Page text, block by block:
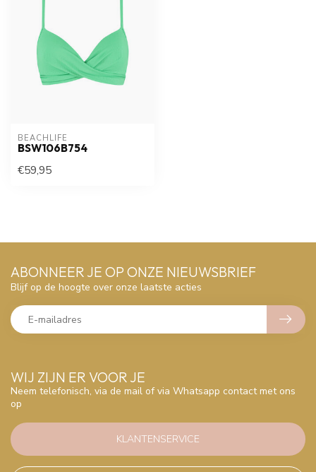
BEACHLIFE
BSW106B754
€59,95
WIJ ZIJN ER VOOR JE
Neem telefonisch, via de mail of via Whatsapp contact met ons
op
KLANTENSERVICE
ABONNEER JE OP ONZE NIEUWSBRIEF
Blijf op de hoogte over onze laatste acties